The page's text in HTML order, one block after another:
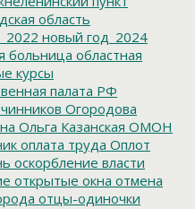
область
новый год_2024
больница областная
курсы
палата РФ
Огородова
Ольга Казанская ОМОН
оплата труда Оплот
оскорбление власти
открытые окна отмена
отцы-одиночки